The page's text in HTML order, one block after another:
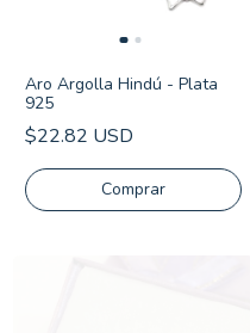
Aro Argolla Hindú - Plata
925
$22.82 USD